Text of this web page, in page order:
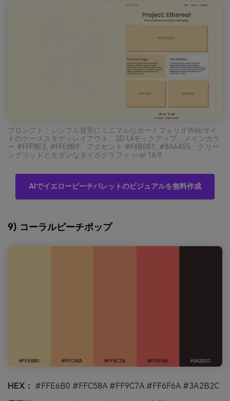
プロンプト：シンプル背景にミニマルなポートフォリオWebサイ
トのケーススタディレイアウト、2D UIモックアップ。メインカラ
ー #FFF8E3, #FFE8B9、アクセント #F6B081, #8A6A55、クリー
ングリッドとモダンなタイポグラフィ --ar 16:9
AIでイエローピーチパレットのビジュアルを無料作成
9) コーラルピーチポップ
HEX： #FFE6B0 #FFC58A #FF9C7A #FF6F6A #3A2B2C